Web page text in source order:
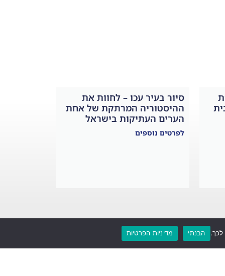
סיור בעיר עכו – לחוות את
ההיסטוריה המרתקת של אחת
הערים העתיקות בישראל
לפרטים נוספים
הבנתי מדיניות הפרטיות